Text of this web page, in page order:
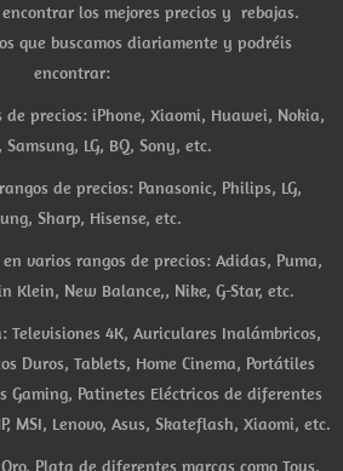
los mejores precios y rebajas.
que buscamos diariamente y podréis
encontrar:
precios: iPhone, Xiaomi, Huawei, Nokia,
LG, BQ, Sony, etc.
de precios: Panasonic, Philips, LG,
Sharp, Hisense, etc.
varios rangos de precios: Adidas, Puma,
Klein, New Balance,, Nike, G-Star, etc.
Televisiones 4K, Auriculares Inalámbricos,
Duros, Tablets, Home Cinema, Portátiles
Gaming, Patinetes Eléctricos de diferentes
MSI, Lenovo, Asus, Skateflash, Xiaomi, etc.
Plata de diferentes marcas como Tous,